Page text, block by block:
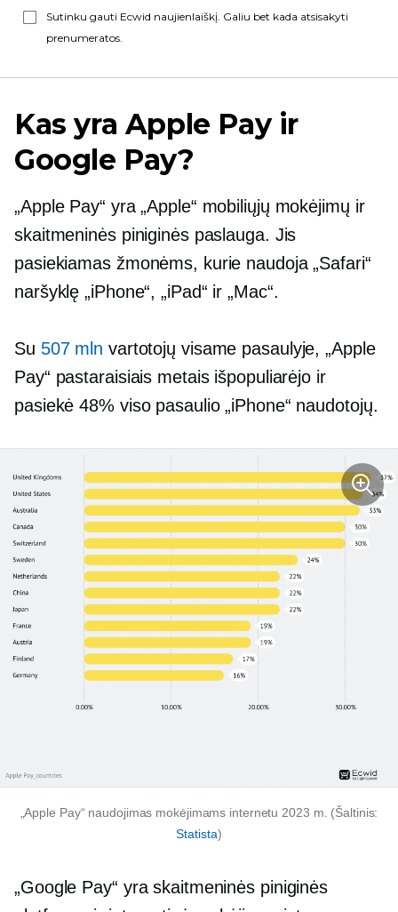
Sutinku gauti Ecwid naujienlaiškį. Galiu bet kada atsisakyti
prenumeratos.
Kas yra Apple Pay ir
Google Pay?
„Apple Pay“ yra „Apple“ mobiliųjų mokėjimų ir
skaitmeninės piniginės paslauga. Jis
pasiekiamas žmonėms, kurie naudoja „Safari“
naršyklę „iPhone“, „iPad“ ir „Mac“.
Su 507 mln vartotojų visame pasaulyje, „Apple
Pay“ pastaraisiais metais išpopuliarėjo ir
pasiekė 48% viso pasaulio „iPhone“ naudotojų.
„Apple Pay“ naudojimas mokėjimams internetu 2023 m. (Šaltinis:
Statista)
„Google Pay“ yra skaitmeninės piniginės